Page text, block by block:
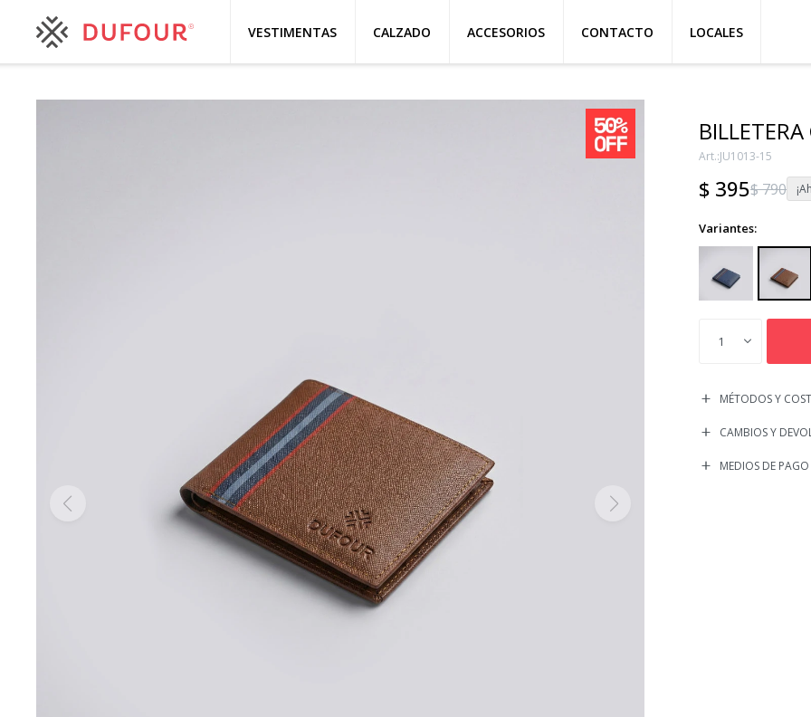
VESTIMENTAS CALZADO ACCESORIOS CONTACTO LOCALES
JU1013-15
$ 395$790
Variantes:
1
MÉTODOS Y
CAMBIOS Y
MEDIOS DE PAGO